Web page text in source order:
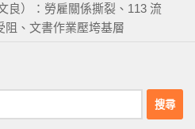
良）：勞雇關係撕裂、113 流
阻、文書作業壓垮基層